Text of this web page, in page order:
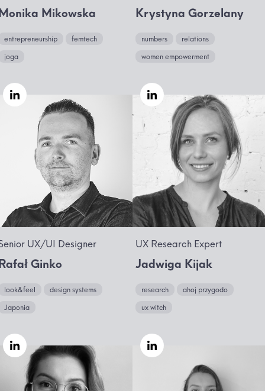
Mikowska
entrepreneurship
femtech
joga
Krystyna Gorzelany
numbers
relations
women empowerment
UX/UI Designer
Ginko
look&feel
design systems
Japonia
UX Research Expert
Jadwiga Kijak
research
ahoj przygodo
ux witch